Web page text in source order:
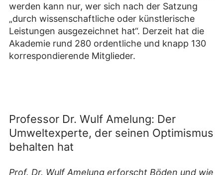
werden kann nur, wer sich nach der Satzung
„durch wissenschaftliche oder künstlerische
Leistungen ausgezeichnet hat“. Derzeit hat die
Akademie rund 280 ordentliche und knapp 130
korrespondierende Mitglieder.
Professor Dr. Wulf Amelung: Der
Umweltexperte, der seinen Optimismus
behalten hat
Prof. Dr. Wulf Amelung erforscht Böden und wie